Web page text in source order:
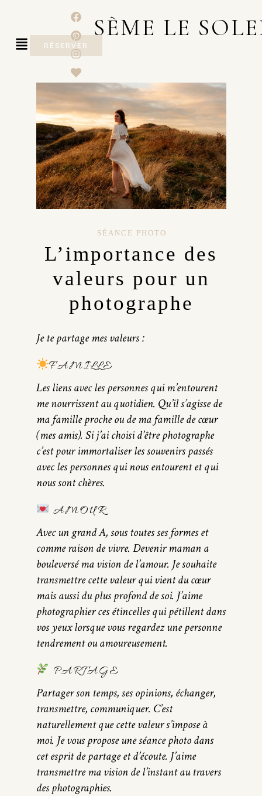
SÈME LE
RÉSERVER
SÉANCE PHOTO
L’importance des
valeurs pour un
photographe
Je te partage mes valeurs :
FAMILLE
Les liens avec les personnes qui m’entourent
me nourrissent au quotidien. Qu’il s’agisse de
ma famille proche ou de ma famille de cœur
(mes amis). Si j’ai choisi d’être photographe
c’est pour immortaliser les souvenirs passés
avec les personnes qui nous entourent et qui
nous sont chères.
AMOUR
Avec un grand A, sous toutes ses formes et
comme raison de vivre. Devenir maman a
bouleversé ma vision de l’amour. Je souhaite
transmettre cette valeur qui vient du cœur
mais aussi du plus profond de soi. J’aime
photographier ces étincelles qui pétillent dans
vos yeux lorsque vous regardez une personne
tendrement ou amoureusement.
PARTAGE
Partager son temps, ses opinions, échanger,
transmettre, communiquer. C’est
naturellement que cette valeur s’impose à
moi. Je vous propose une séance photo dans
cet esprit de partage et d’écoute. J’aime
transmettre ma vision de l’instant au travers
des photographies.